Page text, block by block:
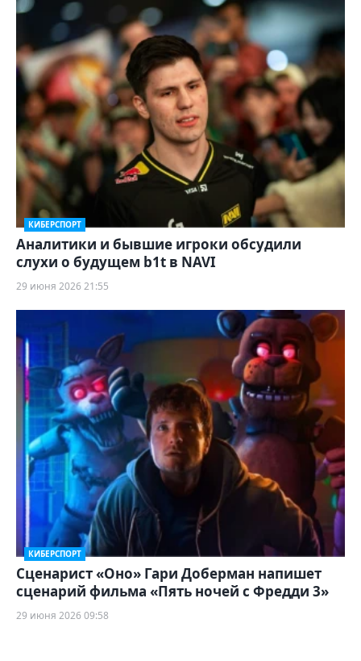
КИБЕРСПОРТ
Аналитики и бывшие игроки обсудили
слухи о будущем b1t в NAVI
29 июня 2026 21:55
КИБЕРСПОРТ
Сценарист «Оно» Гари Доберман напишет
сценарий фильма «Пять ночей с Фредди 3»
29 июня 2026 09:58